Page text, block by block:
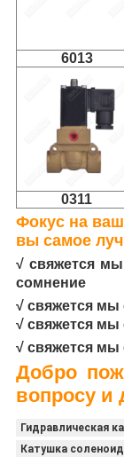
6013
0311
Фокус на
вы самое
√ свяжется
сомнение
√ свяжется мы
√ свяжется мы
√ свяжется мы
Добро
вопросу и
Гидравлическая
Катушка